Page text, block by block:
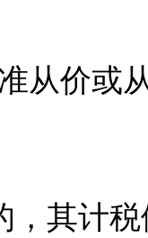
价或
其计税